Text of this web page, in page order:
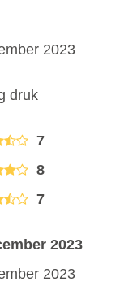
2023
druk
7
8
7
2023
2023